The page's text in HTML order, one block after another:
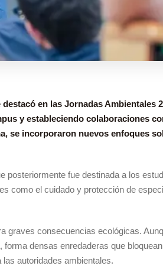
en las Jornadas Ambientales
y estableciendo colaboraciones
se incorporaron nuevos enfoques
fue destinada a los
como el cuidado y protección de
graves consecuencias ecológicas.
densas enredaderas que
autoridades ambientales.